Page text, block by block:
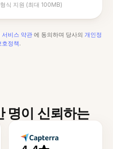
식 지원 (최대 100MB)
서비스 약관 에 동의하며 당사의 개인정
호정책.
명이 신뢰하는